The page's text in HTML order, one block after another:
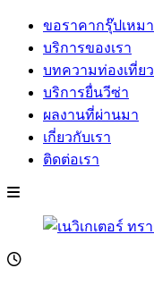
ขอราคากรุ๊ปเหมา
บริการของเรา
บทความท่องเที่ยว
บริการยื่นวีซ่า
ผลงานที่ผ่านมา
เกี่ยวกับเรา
ติดต่อเรา